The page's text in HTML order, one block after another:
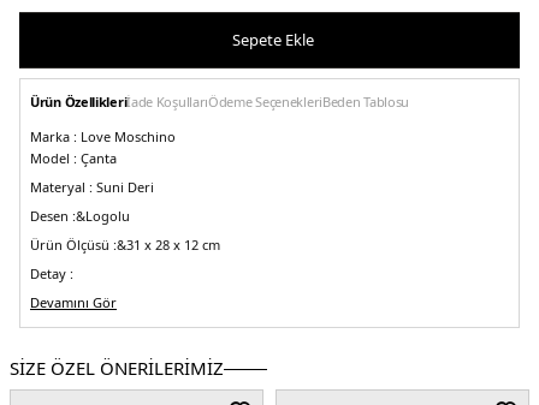
Sepete Ekle
Ürün Özellikleriİade KoşullarıÖdeme SeçenekleriBeden Tablosu
Marka : Love Moschino
Model : Çanta
Materyal : Suni Deri
Desen :&Logolu
Ürün Ölçüsü :&31 x 28 x 12 cm
Detay :
-Marka logosu
Üretim Yeri :Çin
Devamını Gör
SİZE ÖZEL ÖNERİLERİMİZ